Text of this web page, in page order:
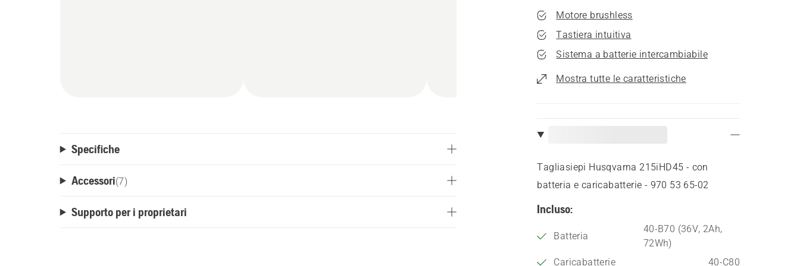
Motore brushless
Tastiera intuitiva
Sistema a batterie intercambiabile
Mostra tutte le caratteristiche
Tagliasiepi Husqvarna 215iHD45 - con
batteria e caricabatterie - 970 53 65‑02
Incluso:
Batteria
40-B70 (36V, 2Ah,
72Wh)
Caricabatterie
40-C80
Specifiche
Accessori(7)
Supporto per i proprietari